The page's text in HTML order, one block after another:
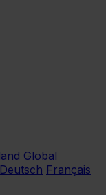
Global
Deutsch Français